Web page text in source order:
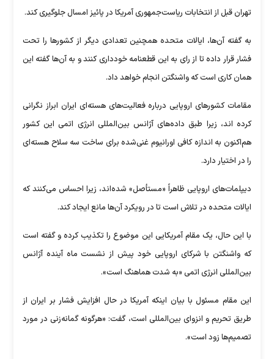
تهران قبل از انتخابات ریاست‌جمهوری آمریکا در پائیز امسال جلوگیری کند.
به گفته آن‌ها، ایالات متحده همچنین تعدادی دیگر از کشور‌ها را تحت
فشار قرار داده تا از رای به این قطعنامه خودداری کنند و به آن‌ها گفته این
همان کاری است که واشنگتن انجام خواهد داد.
مقامات کشور‌های اروپایی درباره فعالیت‌های هسته‌ای ایران ابراز نگرانی
کرده اند، زیرا طبق داده‌های آژانس بین‌المللی انرژی اتمی این کشور
هم‌اکنون به اندازه کافی اورانیوم غنی‌شده برای ساخت سه سلاح هسته‌ای
را در اختیار دارد.
دیپلمات‌های اروپایی ظاهراً «مستأصل» شده‌اند، زیرا احساس می‌کنند که
ایالات متحده در تلاش است تا در رویکرد آن‌ها مانع ایجاد کند.
با این حال، یک مقام آمریکایی این موضوع را تکذیب کرده و گفته است
که واشنگتن با شرکای اروپایی خود پیش از نشست ماه آینده آژانس
بین‌المللی انرژی اتمی «به شدت هماهنگ است».
این مقام مسئول با بیان اینکه آمریکا در حال افزایش فشار بر ایران از
طریق تحریم و انزوای بین‌المللی است، گفت: «هرگونه گمانه‌زنی در مورد
تصمیم‌ها زود است».